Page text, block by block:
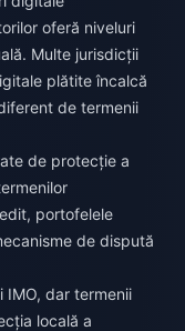
oferă niveluri
Multe jurisdicții
plătite încalcă
de termenii
de protecție a
portofelele
de dispută
IMO, dar termenii
locală a